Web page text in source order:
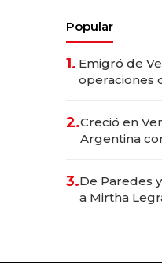
Popular
1. Emigró de
operaciones
2.Creció en
Argentina
las marcas
3.De Paredes
a Mirtha